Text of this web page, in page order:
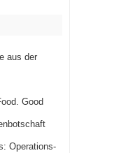
aus der
Good
Operations-